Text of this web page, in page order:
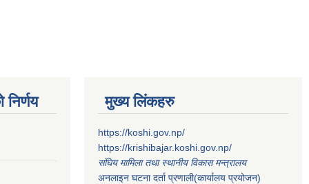
निर्णय मुख्य लिंकहरु
https://koshi.gov.np/
https://krishibajar.koshi.gov.np/
संघिय मामिला तथा स्थानीय विकास मन्त्रालय
अनलाइन घटना दर्ता प्रणाली(कार्यालय प्रयोजन)